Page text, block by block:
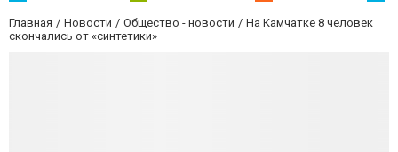
Главная Новости Общество - новости
На Камчатке 8 человек
скончались от «синтетики»